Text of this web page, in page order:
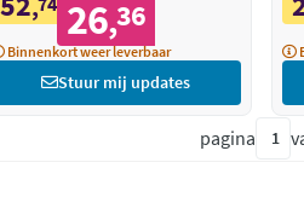
, 26,36
Binnenkort weer leverbaar
Stuur mij updates
pagina